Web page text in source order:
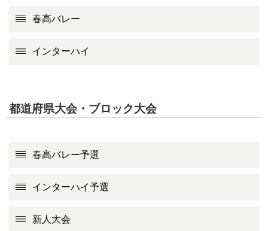
春高バレー
インターハイ
都道府県大会・ブロック大会
春高バレー予選
インターハイ予選
新人大会